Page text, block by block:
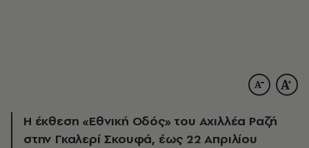
Η έκθεση «Εθνική Οδός» του Αχιλλέα Ραζή
στην Γκαλερί Σκουφά, έως 22 Απριλίου